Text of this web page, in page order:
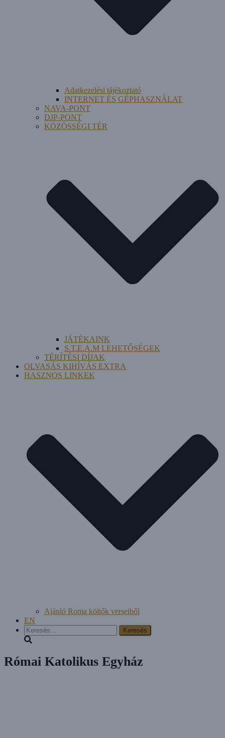
Adatkezelési tájékoztató
INTERNET ÉS GÉPHASZNÁLAT
NAVA-PONT
DJP-PONT
KÖZÖSSÉGI TÉR
JÁTÉKAINK
S.T.E.A.M LEHETŐSÉGEK
TÉRÍTÉSI DÍJAK
OLVASÁS KIHÍVÁS EXTRA
HASZNOS LINKEK
Ajánló Roma költők verseiből
EN
Keresés:
Római Katolikus Egyház